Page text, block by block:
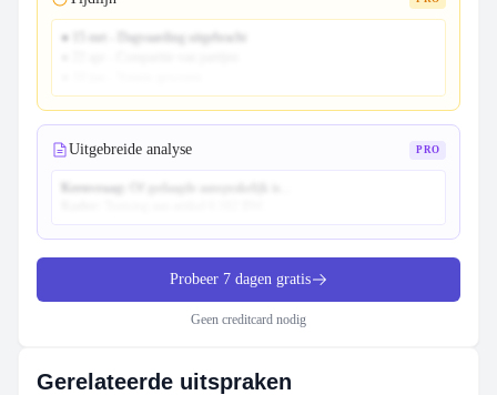
● 15 mrt - Dagvaarding uitgebracht
Uitgebreide analyse PRO
Probeer 7 dagen gratis
Geen creditcard nodig
Gerelateerde uitspraken